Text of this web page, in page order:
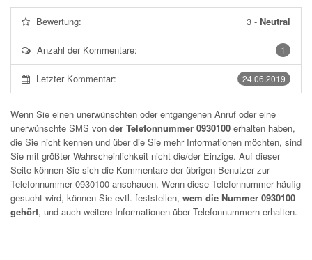
Bewertung: 3 - Neutral
1
Anzahl der Kommentare:
24.06.2019
Letzter Kommentar:
Wenn Sie einen unerwünschten oder entgangenen Anruf oder eine
unerwünschte SMS von der Telefonnummer 0930100 erhalten haben,
die Sie nicht kennen und über die Sie mehr Informationen möchten, sind
Sie mit größter Wahrscheinlichkeit nicht die/der Einzige. Auf dieser
Seite können Sie sich die Kommentare der übrigen Benutzer zur
Telefonnummer0930100 anschauen. Wenn diese Telefonnummer häufig
gesucht wird, können Sie evtl. feststellen, wem die Nummer 0930100
gehört, und auch weitere Informationen über Telefonnummern erhalten.